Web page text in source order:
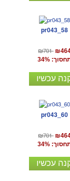
pr043_58
₪701
34%
עכשיו
pr043_60
₪701
34%
עכשיו